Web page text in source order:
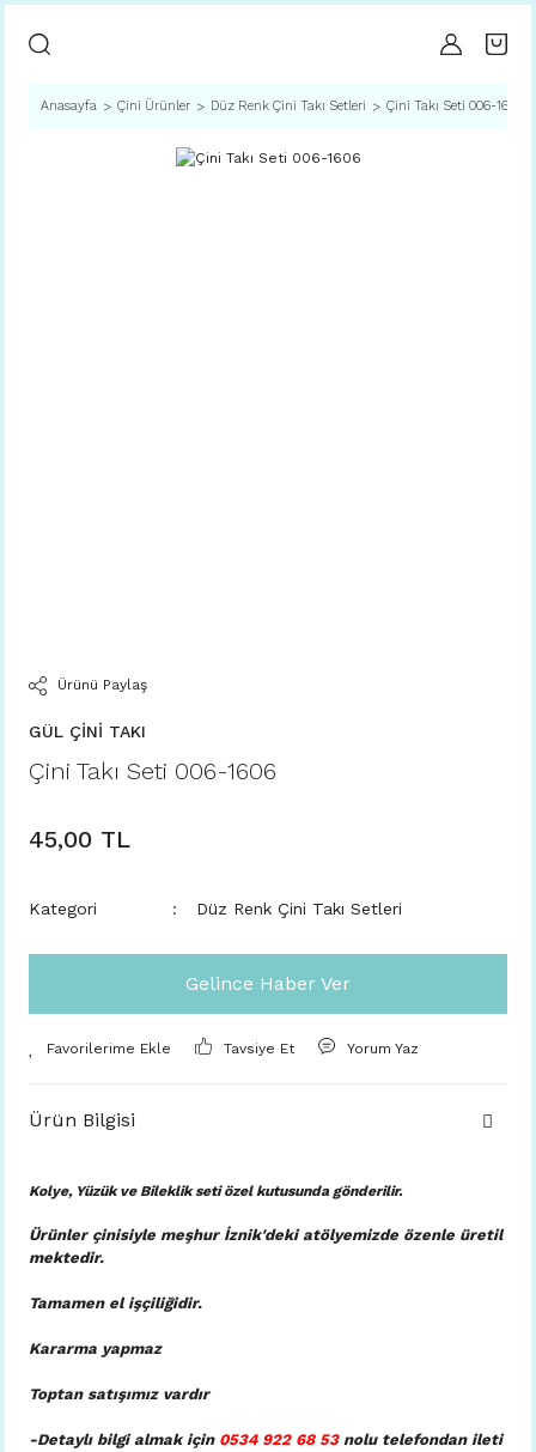
Anasayfa Çini Ürünler Düz Renk Çini Takı Setleri Çini Takı Seti 006-1606
Ürünü Paylaş
GÜL ÇİNİ TAKI
Çini Takı Seti 006-1606
45,00 TL
Kategori Düz Renk Çini Takı Setleri
Gelince Haber Ver
Tavsiye Et Yorum Yaz
Ürün Bilgisi
Kolye, Yüzük ve Bileklik seti özel kutusunda gönderilir.
Ürünler çinisiyle meşhur İznik'deki atölyemizde özenle üretil
mektedir.
Tamamen el işçiliğidir.
Kararma yapmaz
Toptan satışımız vardır
-Detaylı bilgi almak için 0534 922 68 53nolu telefondan ileti